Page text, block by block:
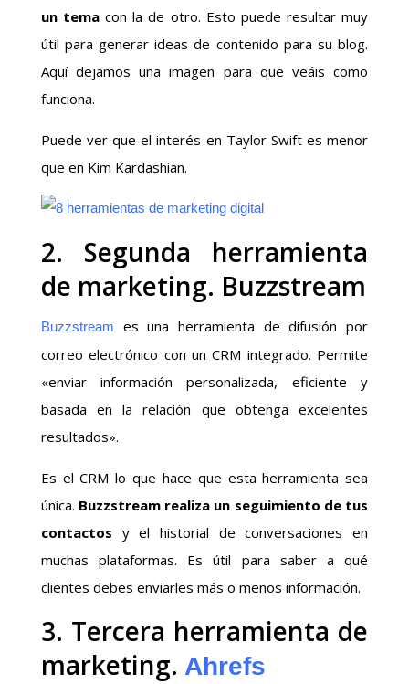
un temacon la de otro. Esto puede resultar muy
útil para generar ideas de contenido para su blog.
Aquí dejamos una imagen para que veáis como
funciona.
Puede ver que el interés en Taylor Swift es menor
que en Kim Kardashian.
2. Segunda herramienta
de marketing. Buzzstream
Buzzstream es una herramienta de difusión por
correo electrónico con un CRM integrado. Permite
«enviar información personalizada, eficiente y
basada en la relación que obtenga excelentes
resultados».
Es el CRM lo que hace que esta herramienta sea
única. Buzzstream realiza un seguimiento de tus
contactos y el historial de conversaciones en
muchas plataformas. Es útil para saber a qué
clientes debes enviarles más o menos información.
3. Tercera herramienta de
marketing. Ahrefs